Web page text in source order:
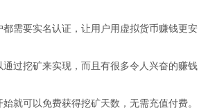
需要实名认证，让用户用虚拟货币赚钱更安
过挖矿来实现，而且有很多令人兴奋的赚钱
就可以免费获得挖矿天数，无需充值付费。